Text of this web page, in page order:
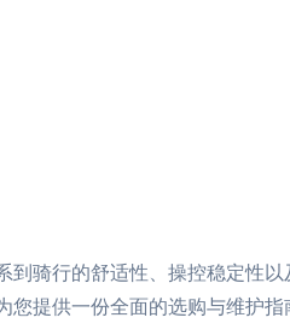
骑行的舒适性、操控稳定性
提供一份全面的选购与维护指